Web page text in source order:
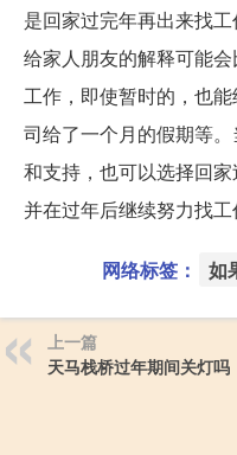
是回家过完年再出来找
给家人朋友的解释可能
工作，即使暂时的，也
司给了一个月的假期等
和支持，也可以选择回
并在过年后继续努力找工
网络标签： 如
上一篇
天马栈桥过年期间关灯吗